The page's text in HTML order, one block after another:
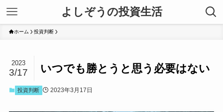
よしぞうの投資生活
ホーム 投資判断
いつでも勝とうと思う必要はない
2023
3/17
投資判断 2023年3月17日